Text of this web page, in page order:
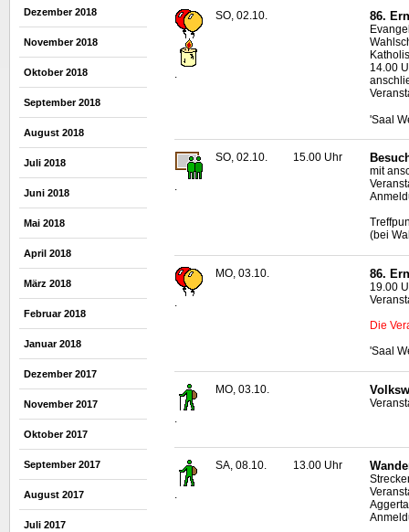
Dezember 2018
November 2018
Oktober 2018
September 2018
August 2018
Juli 2018
Juni 2018
Mai 2018
April 2018
März 2018
Februar 2018
Januar 2018
Dezember 2017
November 2017
Oktober 2017
September 2017
August 2017
Juli 2017
.
SO, 02.10. 86.
14.00
'Saal
.
SO, 02.10. 15.00 Uhr
mit
(bei
MO, 03.10. 86.
19.00
Die
'Saal
.
MO, 03.10.
.
SA, 08.10. 13.00 Uhr